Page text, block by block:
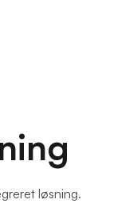
løsning.